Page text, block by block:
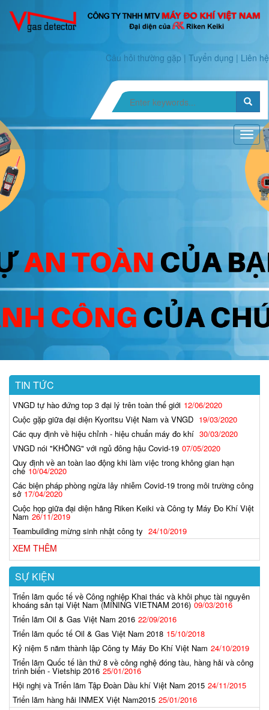
Câu hỏi thường gặp | Tuyển dụng | Liên hệ
TIN TỨC
VNGD tự hào đứng top 3 đại lý trên toàn thế giới 12/06/2020
Cuộc gặp giữa đại diện Kyoritsu Việt Nam và VNGD 19/03/2020
Các quy định về hiệu chỉnh - hiệu chuẩn máy đo khí 30/03/2020
VNGD nói "KHÔNG" với ngủ đông hậu Covid-19 07/05/2020
Quy định về an toàn lao động khi làm việc trong không gian hạn
chế 10/04/2020
Các biện pháp phòng ngừa lây nhiễm Covid-19 trong môi trường công
sở 17/04/2020
Cuộc họp giữa đại diện hãng Riken Keiki và Công ty Máy Đo Khí Việt
Nam 26/11/2019
Teambuilding mừng sinh nhật công ty 24/10/2019
XEM THÊM
SỰ KIỆN
Triển lãm quốc tế về Công nghiệp Khai thác và khôi phục tài nguyên
khoáng sản tại Việt Nam (MINING VIETNAM 2016) 09/03/2016
Triển lãm Oil & Gas Việt Nam 2016 22/09/2016
Triển lãm quốc tế Oil & Gas Việt Nam 2018 15/10/2018
Kỷ niệm 5 năm thành lập Công ty Máy Đo Khí Việt Nam 24/10/2019
Triển lãm Quốc tế lần thứ 8 về công nghệ đóng tàu, hàng hải và công
trình biển - Vietship 2016 25/01/2016
Hội nghị và Triển lãm Tập Đoàn Dầu khí Việt Nam 2015 24/11/2015
Triển lãm hàng hải INMEX Việt Nam2015 25/01/2016